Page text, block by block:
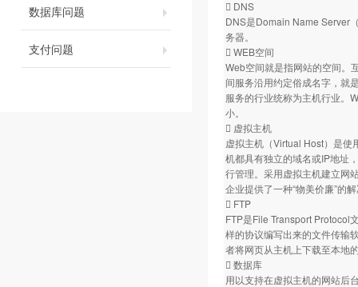
数据库问题
支付问题
 DNS
DNS是Domain Name Server
务器。
 WEB空间
Web空间就是指网站的空间。
间服务沿用约定俗成名字，就
服务的行业统称为主机行业。
小。
 虚拟主机
虚拟主机（Virtual Host）是使
机都具有独立的域名或IP地址
行管理。采用虚拟主机建立网
企业提供了一种“物美价廉”的
 FTP
FTP是File Transport Protocol
样的协议编写出来的文件传输
者将网页从主机上下载至本地
 数据库
用以支持在虚拟主机的网站后